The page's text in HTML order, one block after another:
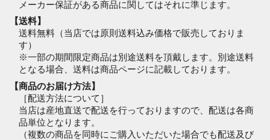
メーカー保証がある商品に関してはそれに準じます。
【送料】
送料無料（当店では原則送料込み価格で販売しておりま
す）
※一部の期間限定商品は別途送料を頂戴します。別途送料
となる場合、送料は商品ページに記載しております。
【商品のお届け方法】
［配送方法について］
当店は産地直送で配送を行っておりますので、配送は各商
品単位となります。
（複数の商品を同時にご購入いただいた場合でも配送及び